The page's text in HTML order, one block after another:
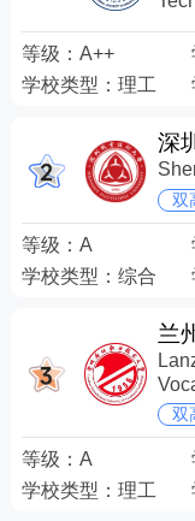
等级： A++
学校类型： 理工
深
双
等级： A
学校类型： 综合
兰
双
等级： A
学校类型： 理工